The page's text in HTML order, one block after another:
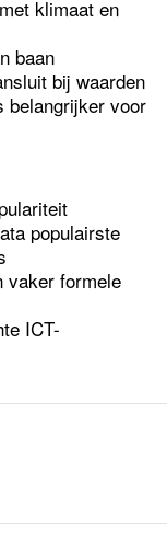
klimaat en
baan
bij waarden
belangrijker voor
populairste
vaker formele
ICT-